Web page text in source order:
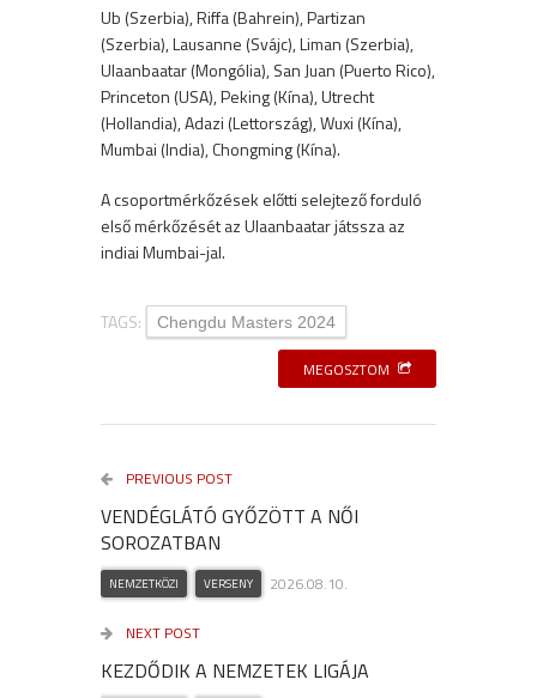
Ub (Szerbia), Riffa (Bahrein), Partizan
(Szerbia), Lausanne (Svájc), Liman (Szerbia),
Ulaanbaatar (Mongólia), San Juan (Puerto Rico),
Princeton (USA), Peking (Kína), Utrecht
(Hollandia), Adazi (Lettország), Wuxi (Kína),
Mumbai (India), Chongming (Kína).
A csoportmérkőzések előtti selejtező forduló
első mérkőzését az Ulaanbaatar játssza az
indiai Mumbai-jal.
TAGS: Chengdu Masters 2024
MEGOSZTOM
PREVIOUS POST
VENDÉGLÁTÓ GYŐZÖTT A NŐI
SOROZATBAN
NEMZETKÖZI VERSENY 2026.08.10.
NEXT POST
KEZDŐDIK A NEMZETEK LIGÁJA